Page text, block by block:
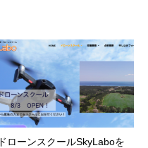
ドローンスクールSkyLaboを